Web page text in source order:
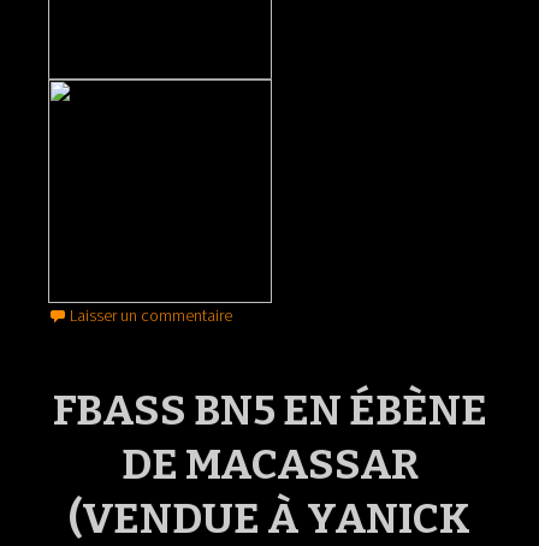
Laisser un commentaire
FBASS BN5 EN ÉBÈNE
DE MACASSAR
(VENDUE À YANICK